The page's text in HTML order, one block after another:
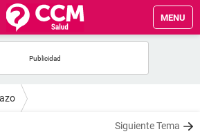
MENU
Siguiente Tema